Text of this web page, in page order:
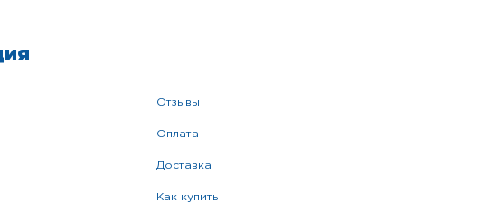
отзывы
оплата
доставка
как купить